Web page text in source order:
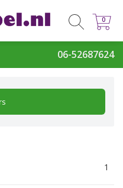
06-52687624
0
0
1